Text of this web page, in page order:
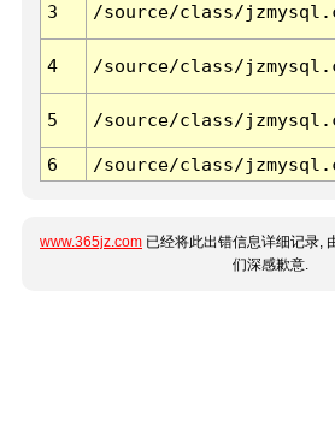
3 /source/class/
4 /source/class/
5 /source/class/
6 /source/class/
www.365jz.com 已经将此出错信息详细记录,
们深感歉意.